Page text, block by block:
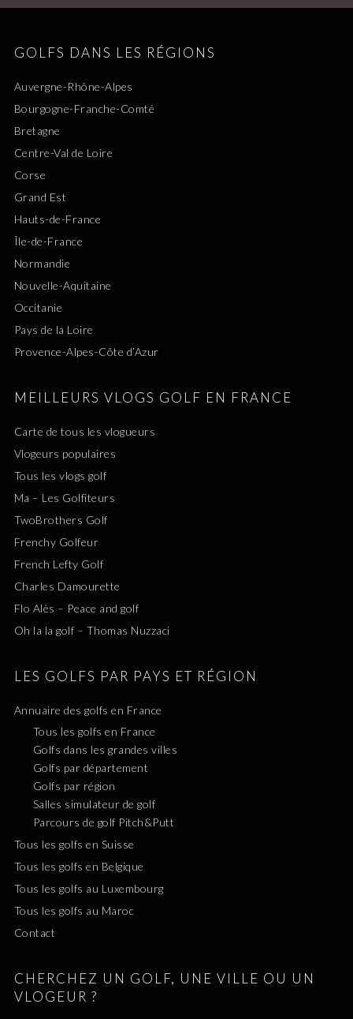
GOLFS DANS LES RÉGIONS
Auvergne-Rhône-Alpes
Bourgogne-Franche-Comté
Bretagne
Centre-Val de Loire
Corse
Grand Est
Hauts-de-France
Île-de-France
Normandie
Nouvelle-Aquitaine
Occitanie
Pays de la Loire
Provence-Alpes-Côte d’Azur
MEILLEURS VLOGS GOLF EN FRANCE
Carte de tous les vlogueurs
Vlogeurs populaires
Tous les vlogs golf
Ma – Les Golfiteurs
TwoBrothers Golf
Frenchy Golfeur
French Lefty Golf
Charles Damourette
Flo Alès – Peace and golf
Oh la la golf – Thomas Nuzzaci
LES GOLFS PAR PAYS ET RÉGION
Annuaire des golfs en France
Tous les golfs en France
Golfs dans les grandes villes
Golfs par département
Golfs par région
Salles simulateur de golf
Parcours de golf Pitch&Putt
Tous les golfs en Suisse
Tous les golfs en Belgique
Tous les golfs au Luxembourg
Tous les golfs au Maroc
Contact
CHERCHEZ UN GOLF, UNE VILLE OU UN
VLOGEUR ?